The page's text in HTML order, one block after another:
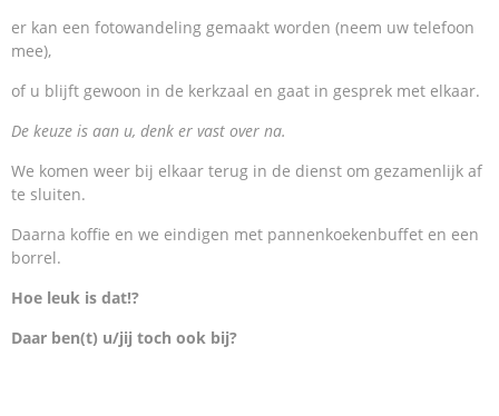
er kan een fotowandeling gemaakt worden (neem uw telefoon
mee),
of u blijft gewoon in de kerkzaal en gaat in gesprek met elkaar.
De keuze is aan u, denk er vast over na.
We komen weer bij elkaar terug in de dienst om gezamenlijk af
te sluiten.
Daarna koffie en we eindigen met pannenkoekenbuffet en een
borrel.
Hoe leuk is dat!?
Daar ben(t) u/jij toch ook bij?